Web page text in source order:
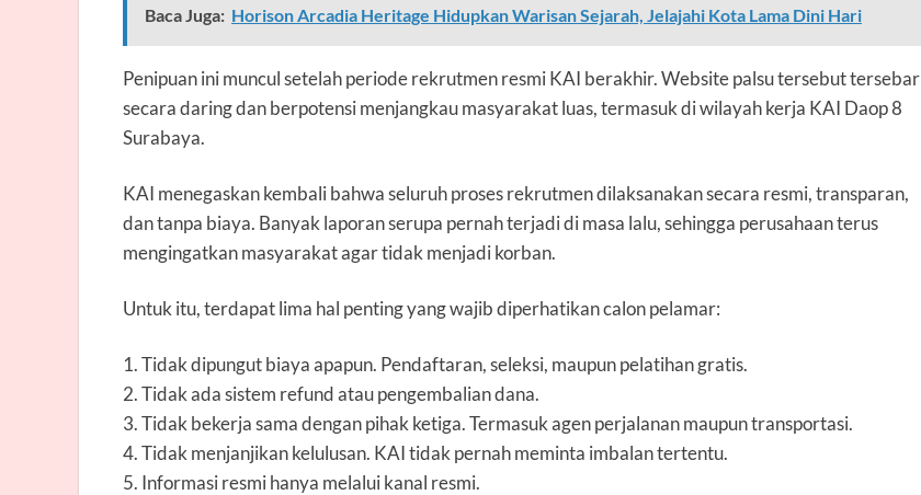
Baca Juga: Horison Arcadia Heritage Hidupkan Warisan Sejarah, Jelajahi Kota Lama Dini Hari
Penipuan ini muncul setelah periode rekrutmen resmi KAI berakhir. Website palsu tersebut tersebar
secara daring dan berpotensi menjangkau masyarakat luas, termasuk di wilayah kerja KAI Daop 8
Surabaya.
KAI menegaskan kembali bahwa seluruh proses rekrutmen dilaksanakan secara resmi, transparan,
dan tanpa biaya. Banyak laporan serupa pernah terjadi di masa lalu, sehingga perusahaan terus
mengingatkan masyarakat agar tidak menjadi korban.
Untuk itu, terdapat lima hal penting yang wajib diperhatikan calon pelamar:
1. Tidak dipungut biaya apapun. Pendaftaran, seleksi, maupun pelatihan gratis.
2. Tidak ada sistem refund atau pengembalian dana.
3. Tidak bekerja sama dengan pihak ketiga. Termasuk agen perjalanan maupun transportasi.
4. Tidak menjanjikan kelulusan. KAI tidak pernah meminta imbalan tertentu.
5. Informasi resmi hanya melalui kanal resmi.